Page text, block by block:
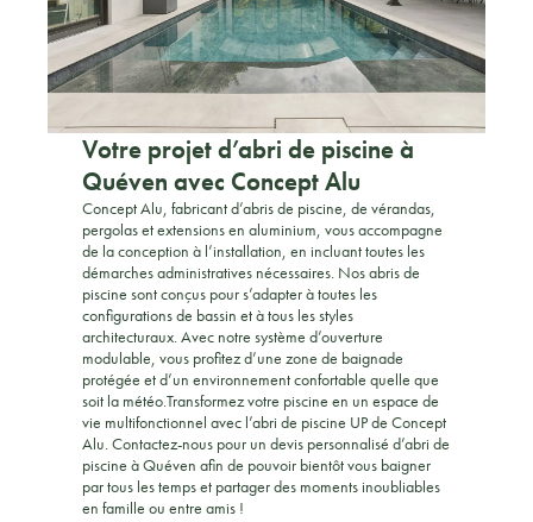
Votre projet d’abri de piscine à
Quéven avec Concept Alu
Concept Alu, fabricant d’abris de piscine, de vérandas,
pergolas et extensions en aluminium, vous accompagne
de la conception à l’installation, en incluant toutes les
démarches administratives nécessaires. Nos abris de
piscine sont conçus pour s’adapter à toutes les
configurations de bassin et à tous les styles
architecturaux. Avec notre système d’ouverture
modulable, vous profitez d’une zone de baignade
protégée et d’un environnement confortable quelle que
soit la météo.Transformez votre piscine en un espace de
vie multifonctionnel avec l’abri de piscine UP de Concept
Alu. Contactez-nous pour un devis personnalisé d’abri de
piscine à Quéven afin de pouvoir bientôt vous baigner
par tous les temps et partager des moments inoubliables
en famille ou entre amis !